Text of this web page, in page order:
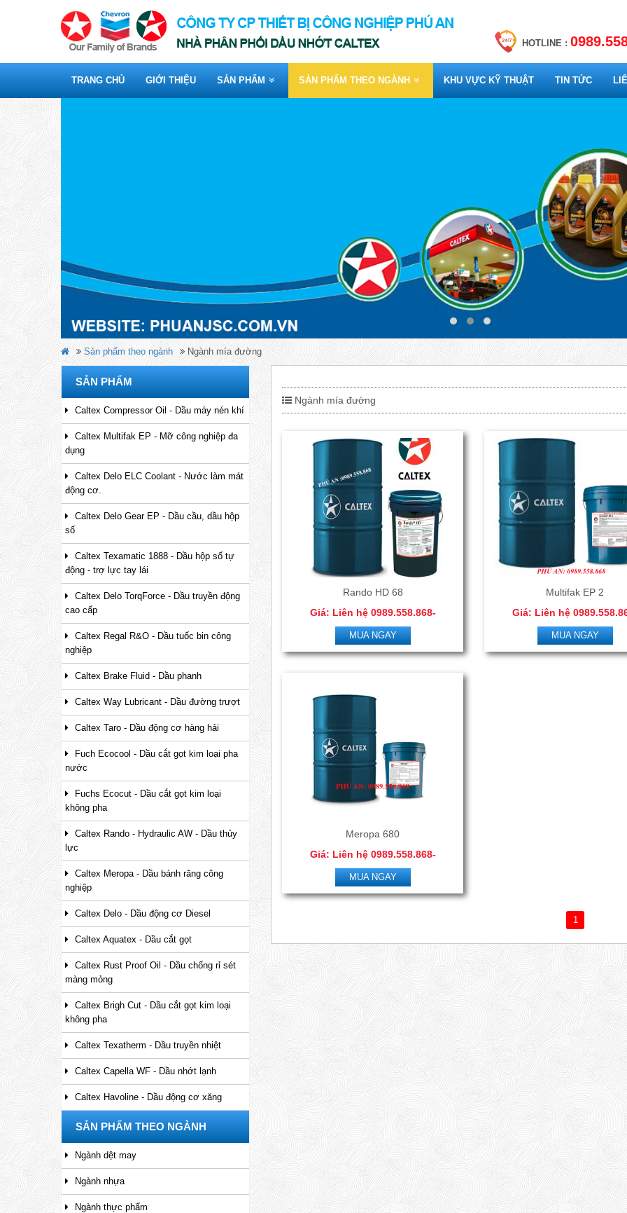
HOTLINE :
TRANG CHỦ GIỚI THIỆU SẢN PHẨM SẢN PHẨM THEO NGÀNH KHU VỰC KỸ THUẬT TIN TỨC
Sản phẩm theo ngành Ngành mía đường
SẢN PHẨM
Caltex Compressor Oil - Dầu máy nén khí
Caltex Multifak EP - Mỡ công nghiệp đa
dụng
Caltex Delo ELC Coolant - Nước làm mát
động cơ.
Caltex Delo Gear EP - Dầu cầu, dầu hộp
số
Caltex Texamatic 1888 - Dầu hộp số tự
động - trợ lực tay lái
Caltex Delo TorqForce - Dầu truyền động
cao cấp
Caltex Regal R&O - Dầu tuốc bin công
nghiệp
Caltex Brake Fluid - Dầu phanh
Caltex Way Lubricant - Dầu đường trượt
Caltex Taro - Dầu động cơ hàng hải
Fuch Ecocool - Dầu cắt gọt kim loại pha
nước
Fuchs Ecocut - Dầu cắt gọt kim loại
không pha
Caltex Rando - Hydraulic AW - Dầu thủy
lực
Caltex Meropa - Dầu bánh răng công
nghiệp
Caltex Delo - Dầu động cơ Diesel
Caltex Aquatex - Dầu cắt gọt
Caltex Rust Proof Oil - Dầu chống rỉ sét
màng mỏng
Caltex Brigh Cut - Dầu cắt gọt kim loại
không pha
Caltex Texatherm - Dầu truyền nhiệt
Caltex Capella WF - Dầu nhớt lạnh
Caltex Havoline - Dầu động cơ xăng
SẢN PHẨM THEO NGÀNH
Ngành dệt may
Ngành nhựa
Ngành thực phẩm
Ngành mía đường
Rando HD 68
Giá: Liên hệ 0989.558.868-
0966.506.288
MUA NGAY
Multifak EP 2
Giá: Liên hệ
0966.506.288
MUA NGAY
Meropa 680
Giá: Liên hệ 0989.558.868-
0966.506.288
MUA NGAY
1